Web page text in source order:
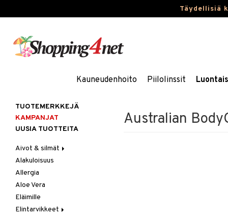
Täydellisiä
Kauneudenhoito Piilolinssit
Australian
TUOTEMERKKEJÄ
KAMPANJAT
UUSIA TUOTTEITA
Aivot & silmät
Muisti
Rasvahapot
Silmät
Alakuloisuus
Allergia
Aloe Vera
Eläimille
Elintarvikkeet